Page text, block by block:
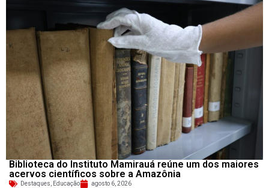
Biblioteca do Instituto Mamirauá reúne um dos maiores
acervos científicos sobre a Amazônia
Destaques Educação agosto 6, 2026